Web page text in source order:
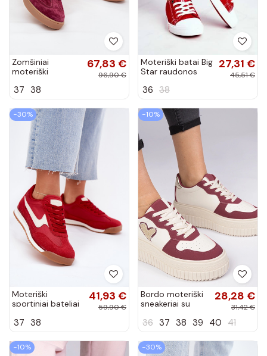
Zomšiniai
moteriški
bateliai „Vinceza
spalvos
67,83 €
96,90 €
37 38
Moteriški batai Big
Star raudonos
BAT_FF274089
27,31 €
45,51 €
36 38
−30%
Moteriški
sportiniai bateliai
Zerina
41,93 €
59,90 €
37 38
−10%
Bordo moteriški
sneakeriai su
Laira
28,28 €
31,42 €
36 37 38 39 40 41
−10% −30%